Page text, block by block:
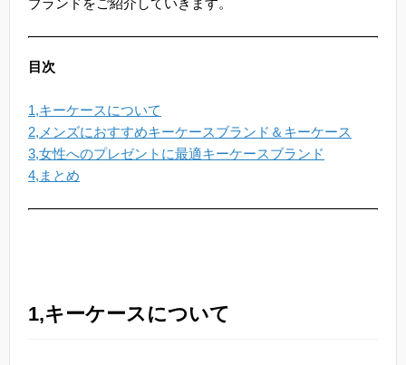
ブランドをご紹介していきます。
目次
1,キーケースについて
2,メンズにおすすめキーケースブランド＆キーケース
3,女性へのプレゼントに最適キーケースブランド
4,まとめ
1,キーケースについて